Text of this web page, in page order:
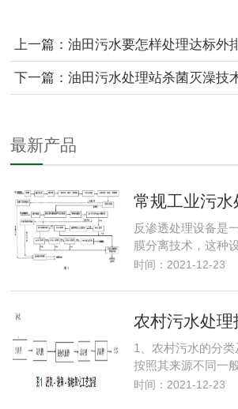
上一篇：油田污水要怎样处理达标外
下一篇：油田污水处理站杀菌灭澡技
最新产品
反渗透处理设备是
膜分离技术，这种
时间：2021-12-23
农村污水处理
1、农村污水的分
按照其来源不同一
时间：2021-12-23